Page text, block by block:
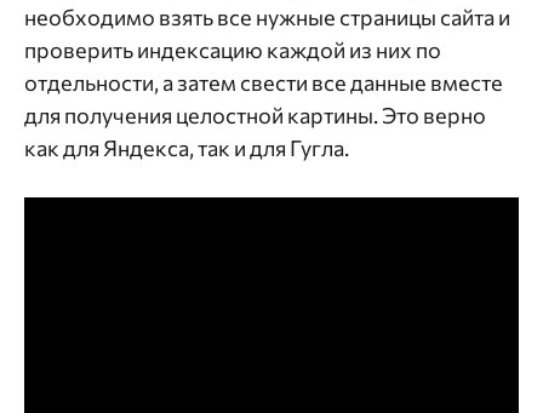
необходимо взять все нужные страницы сайта и
проверить индексацию каждой из них по
отдельности, а затем свести все данные вместе
для получения целостной картины. Это верно
как для Яндекса, так и для Гугла.